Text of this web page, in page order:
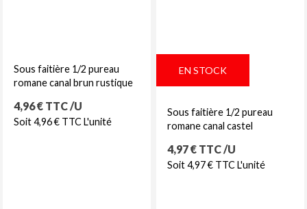
Sous faitière 1/2 pureau
romane canal brun rustique
Prix
4,96 € TTC /U
Soit 4,96 € TTC L'unité
EN STOCK
Sous faitière 1/2 pureau
romane canal castel
Prix
4,97 € TTC /U
Soit 4,97 € TTC L'unité